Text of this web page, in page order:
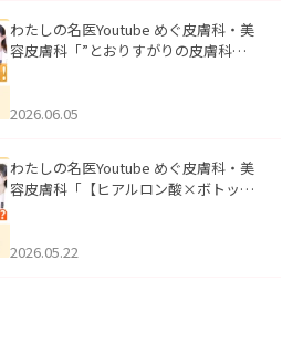
わたしの名医Youtube めぐ皮膚科・美
容皮膚科「”とおりすがりの皮膚科
2026.06.05
わたしの名医Youtube めぐ皮膚科・美
容皮膚科「【ヒアルロン酸×ボトック
た。
2026.05.22